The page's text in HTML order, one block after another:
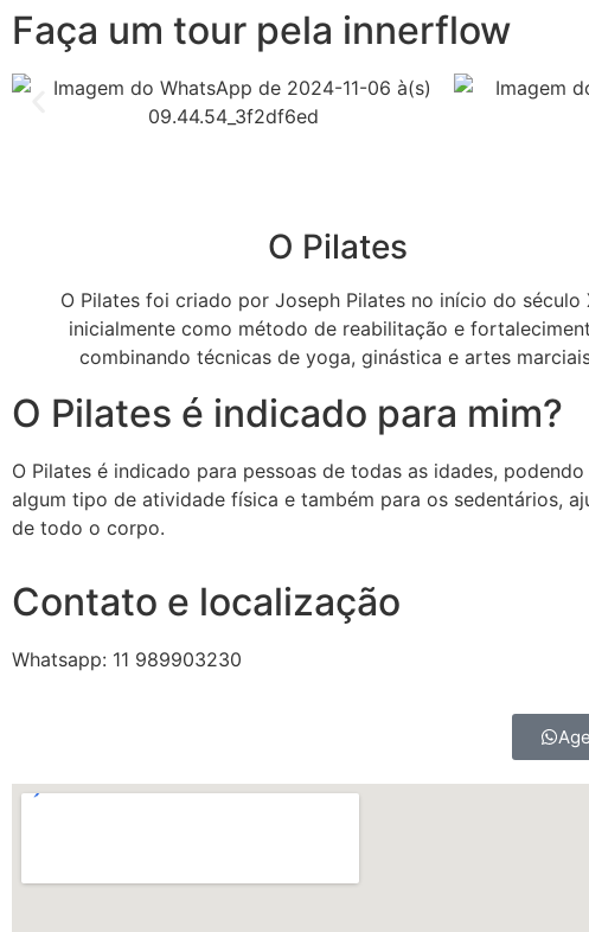
Faça um tour pela innerflow
O Pilates
O Pilates foi criado por Joseph Pilates no início do século
inicialmente como método de reabilitação e
combinando técnicas de yoga, ginástica e artes
O Pilates é indicado para mim?
O Pilates é indicado para pessoas de todas as idades,
algum tipo de atividade física e também para os sedentários,
de todo o corpo.
Contato e localização
Whatsapp: 11 989903230